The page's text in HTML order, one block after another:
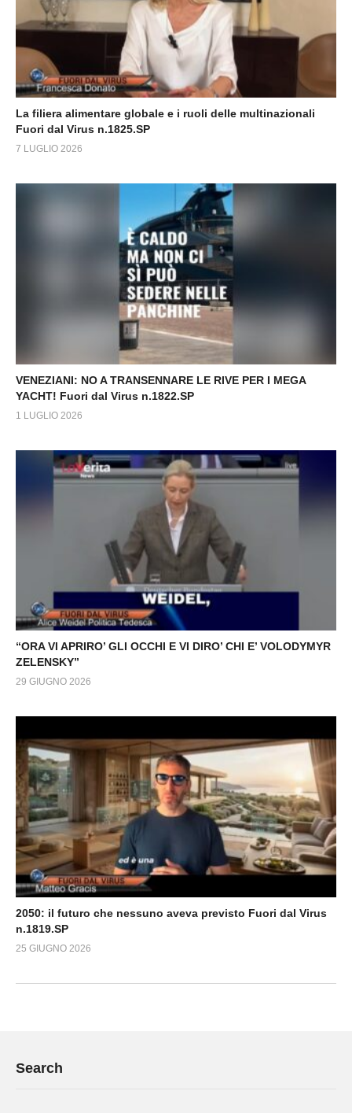
La filiera alimentare globale e i ruoli delle multinazionali
Fuori dal Virus n.1825.SP
7 LUGLIO 2026
VENEZIANI: NO A TRANSENNARE LE RIVE PER I MEGA
YACHT! Fuori dal Virus n.1822.SP
1 LUGLIO 2026
“ORA VI APRIRO’ GLI OCCHI E VI DIRO’ CHI E’ VOLODYMYR
ZELENSKY”
29 GIUGNO 2026
2050: il futuro che nessuno aveva previsto Fuori dal Virus
n.1819.SP
25 GIUGNO 2026
Search